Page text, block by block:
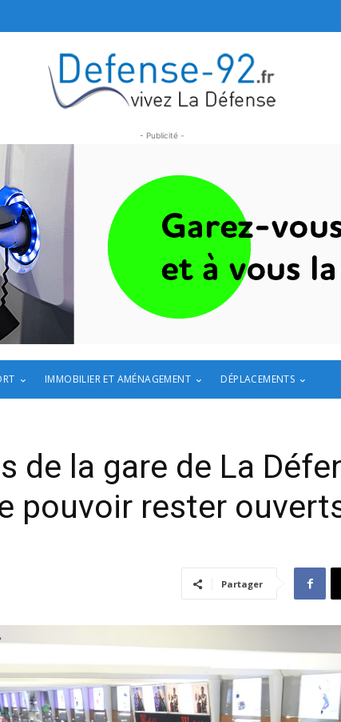
- Publicité -
IMMOBILIER ET AMÉNAGEMENT DÉPLACEMENTS
de la gare de La
pouvoir rester
Partager